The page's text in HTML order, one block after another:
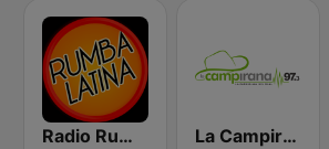
Radio Rumba Latina La Campirana Metapan